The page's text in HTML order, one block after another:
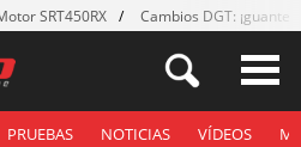
SRT450RX Cambios DGT: ¡guantes!
PRUEBAS NOTICIAS VÍDEOS